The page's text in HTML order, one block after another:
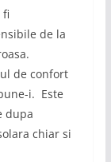
fi
de la
de confort
i. Este
dupa
chiar si